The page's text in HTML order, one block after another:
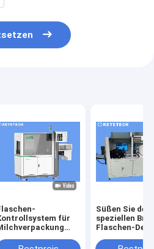
für
nehmen an
Süßen Sie den
speziellen
Flaschen-
Ausrüstung